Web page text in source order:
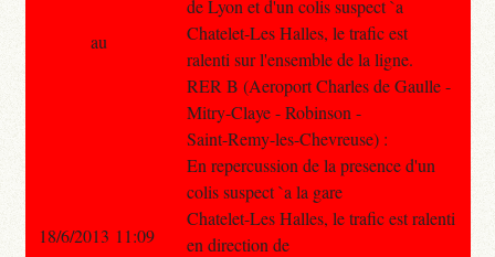
de Lyon et d'un colis suspect `a
Chatelet-Les Halles, le trafic est
ralenti sur l'ensemble de la ligne.
RER B (Aeroport Charles de Gaulle -
Mitry-Claye - Robinson -
Saint-Remy-les-Chevreuse) :
En repercussion de la presence d'un
colis suspect `a la gare
Chatelet-Les Halles, le trafic est ralenti
en direction de
au
18/6/2013 11:09